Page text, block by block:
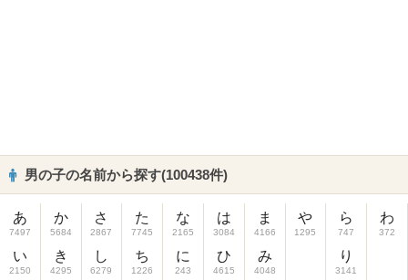
男の子の名前から探す(100438件)
あ
7497
い
2150
か
5684
き
4295
さ
2867
し
6279
た
7745
ち
1226
な
2165
に
243
は
3084
ひ
4615
ま
4166
み
4048
や
1295
ら
747
り
3141
わ
372